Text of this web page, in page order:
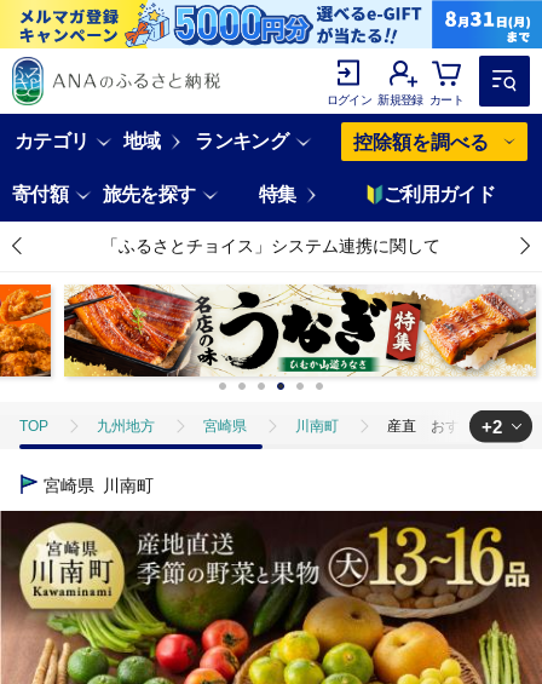
ログイン 新規登録 カート
カテゴリ 地域 ランキング 控除額を調べる
寄付額 旅先を探す 特集 ご利用ガイド
「ふるさとチョイス」システム連携に関して
TOP 九州地方 宮崎県 川南町 産直 おすず村 厳選詰
TOP
フルーツ 産直 おすず村 厳選詰め合
+2
宮崎県 川南町